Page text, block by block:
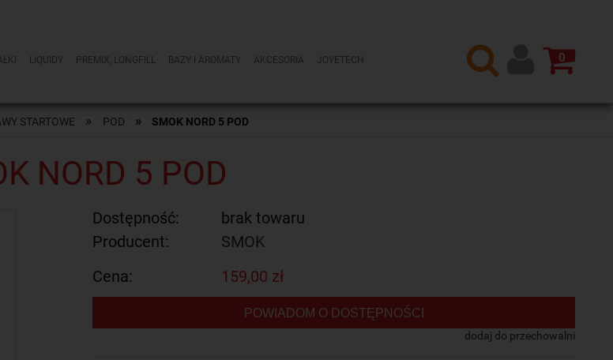
LIQUIDY PREMIX, LONGFILL BAZY I AROMATY AKCESORIA JOYETECH 0
STARTOWE » POD » SMOK NORD 5 POD
NORD 5 POD
Dostępność:
brak towaru
Producent:
SMOK
Cena:
159,00 zł
POWIADOM O DOSTĘPNOŚCI
dodaj do przechowalni